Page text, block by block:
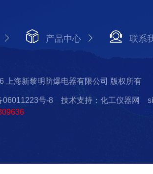
产品中心 联系
上海新黎明防爆电器有限公司 版权所有
06011223号-8 技术支持：化工仪器网